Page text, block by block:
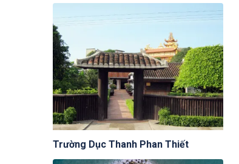
Trường Dục Thanh Phan Thiết